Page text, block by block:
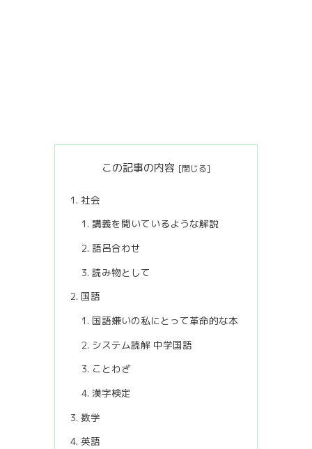
この記事の内容
社会
講義を聞いているような解説
語呂合わせ
読み物として
国語
国語嫌いの私にとって革命的な本
システム読解 中学国語
ことわざ
漢字検定
数学
英語